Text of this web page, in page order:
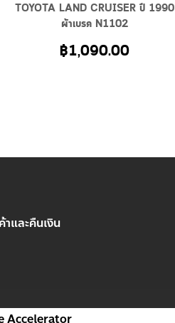
TOYOTA LAND CRUISER ปี 1990
ผ้าเบรค N1102
฿1,090.00
และคืนเงิน
Accelerator